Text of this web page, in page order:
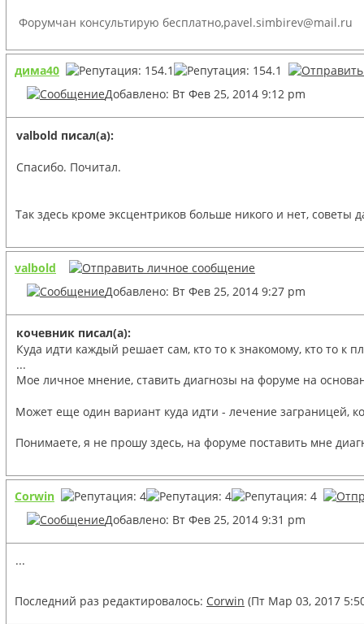
Форумчан консультирую бесплатно,pavel.simbirev@mail.ru
дима40
Добавлено: Вт Фев 25, 2014 9:12 pm
valbold писал(а):
Спасибо. Почитал.
Так здесь кроме эксцентриков больше никого и нет,
valbold
Добавлено: Вт Фев 25, 2014 9:27 pm
кочевник писал(а):
Куда идти каждый решает сам, кто то к знакомому, кто то к
...
Мое личное мнение, ставить диагнозы на форуме на
Может еще один вариант куда идти - лечение заграницей,
Понимаете, я не прошу здесь, на форуме поставить мне
Corwin
Добавлено: Вт Фев 25, 2014 9:31 pm
...
Последний раз редактировалось: Corwin (Пт Мар 03, 2017